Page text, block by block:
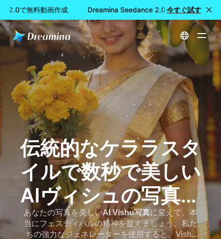
2.0で無料動画作成 Dreamina Seedance 2.0で無料動画作成
今すぐ試す
ホーム
伝統的なケララスタ
イルで数秒で美しい
AIヴィシュの写真を
作成しましょう
あなたの写真を美しいAI Vishu写真に変えて、本
当にフェスティバルの精神を捉えましょう。私た
ちの強力なジェネレーターを使用すると、Vishu